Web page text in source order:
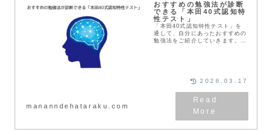
おすすめの勉強法が診断
できる「本田40式認知特
性テスト」
「本田40式認知特性テスト」を
通して、自分にあったおすすめの
勉強法をご紹介していきます。
mananndehataraku.com
2026.03.17